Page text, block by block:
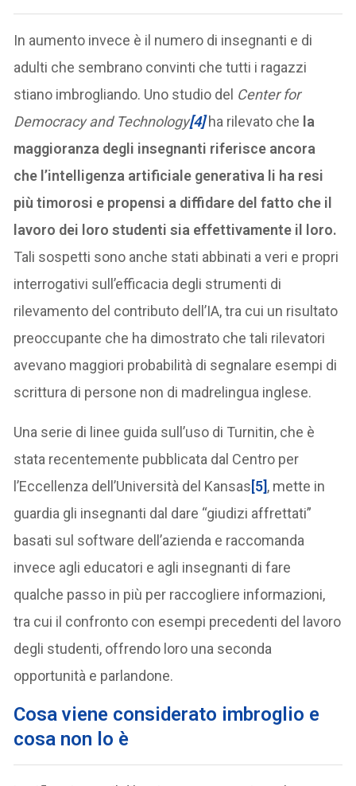
In aumento invece è il numero di insegnanti e di
adulti che sembrano convinti che tutti i ragazzi
stiano imbrogliando. Uno studio del Center for
Democracy and Technology[4]ha rilevato che la
maggioranza degli insegnanti riferisce ancora
che l’intelligenza artificiale generativa li ha resi
più timorosi e propensi a diffidare del fatto che il
lavoro dei loro studenti sia effettivamente il loro.
Tali sospetti sono anche stati abbinati a veri e propri
interrogativi sull’efficacia degli strumenti di
rilevamento del contributo dell’IA, tra cui un risultato
preoccupante che ha dimostrato che tali rilevatori
avevano maggiori probabilità di segnalare esempi di
scrittura di persone non di madrelingua inglese.
Una serie di linee guida sull’uso di Turnitin, che è
stata recentemente pubblicata dal Centro per
l’Eccellenza dell’Università del Kansas[5], mette in
guardia gli insegnanti dal dare “giudizi affrettati”
basati sul software dell’azienda e raccomanda
invece agli educatori e agli insegnanti di fare
qualche passo in più per raccogliere informazioni,
tra cui il confronto con esempi precedenti del lavoro
degli studenti, offrendo loro una seconda
opportunità e parlandone.
Cosa viene considerato imbroglio e
cosa non lo è